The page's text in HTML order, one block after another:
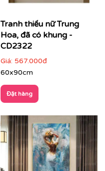
Tranh thiếu nữ Trung
Hoa, đã có khung -
CD2322
Giá: 567.000đ
60x90cm
Đặt hàng